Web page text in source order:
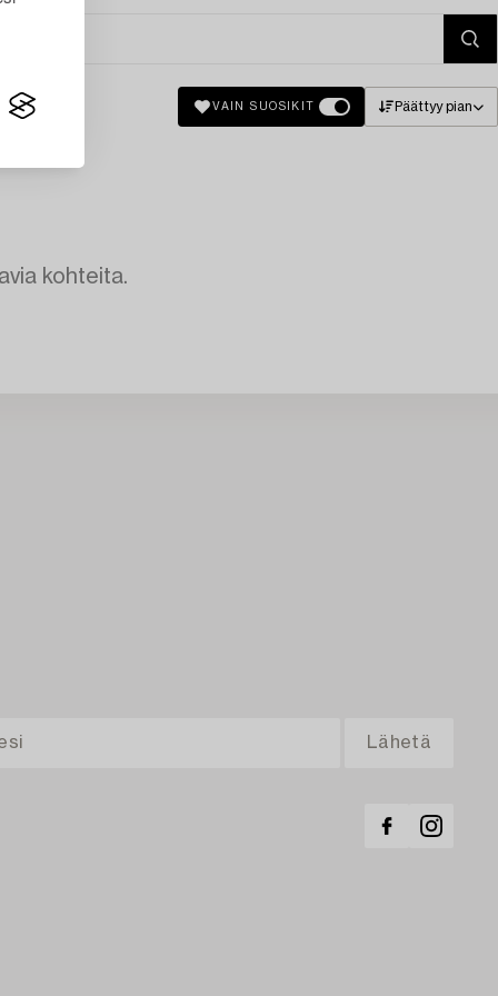
VAIN SUOSIKIT Päättyy pian
kohteita.